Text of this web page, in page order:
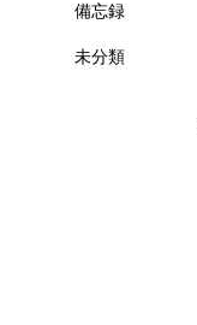
備忘録
未分類